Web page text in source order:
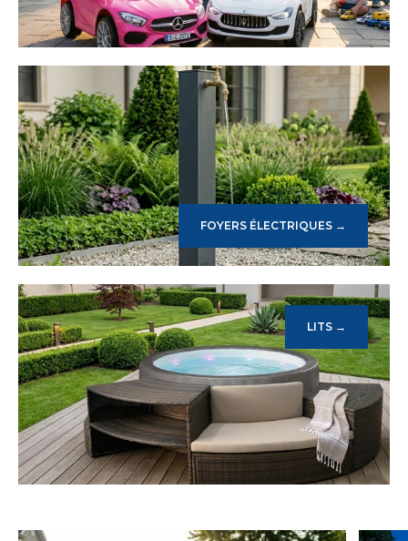
FOYERS ÉLECTRIQUES →
LITS →